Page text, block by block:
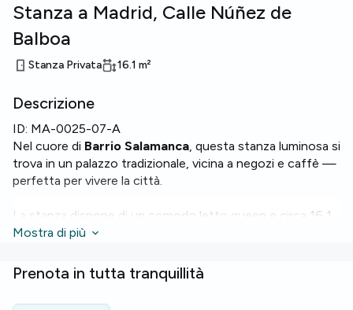
Stanza a Madrid, Calle Núñez de
Balboa
Stanza Privata 16.1 m²
Descrizione
ID: MA-0025-07-A
Nel cuore di Barrio Salamanca, questa stanza luminosa si
trova in un palazzo tradizionale, vicina a negozi e caffè —
perfetta per vivere la città.
La stanza dispone di un comodo letto queen e circa 16,1
m² con servizi moderni:
comune suddivisi tra sette stanze.
L'edificio offreascensore
Mostra di più
Prenota in tutta tranquillità